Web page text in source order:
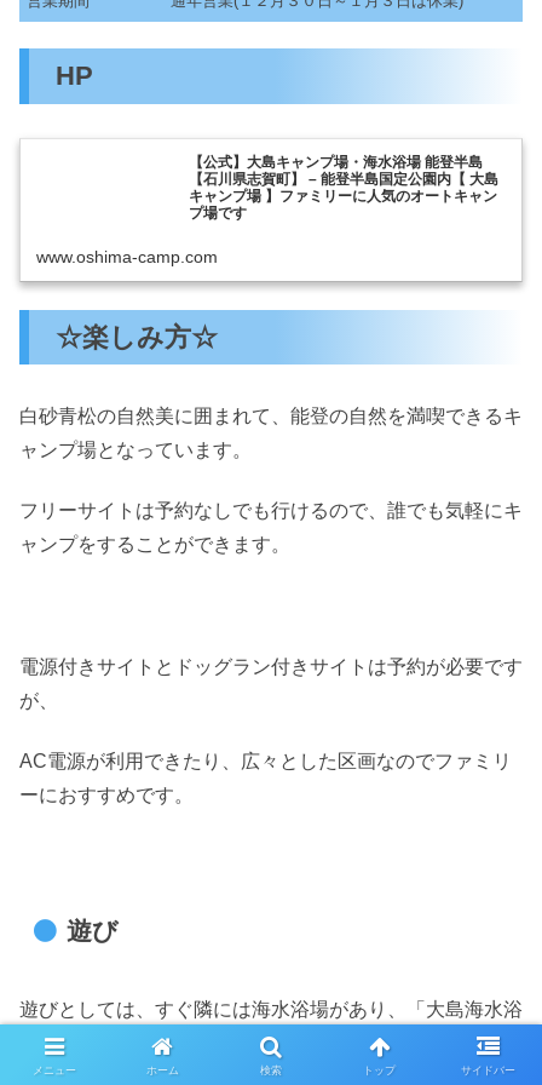
HP
【公式】大島キャンプ場・海水浴場 能登半島
【石川県志賀町】 – 能登半島国定公園内【 大島
キャンプ場 】ファミリーに人気のオートキャン
プ場です
www.oshima-camp.com
☆楽しみ方☆
白砂青松の自然美に囲まれて、能登の自然を満喫できるキ
ャンプ場となっています。
フリーサイトは予約なしでも行けるので、誰でも気軽にキ
ャンプをすることができます。
電源付きサイトとドッグラン付きサイトは予約が必要です
が、
AC電源が利用できたり、広々とした区画なのでファミリ
ーにおすすめです。
遊び
遊びとしては、すぐ隣には海水浴場があり、「大島海水浴
場」は遠浅で透明度も高い人気の海水浴場です。
メニュー ホーム 検索 トップ サイドバー